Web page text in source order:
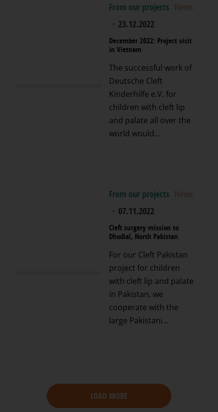
From our projects
· 23.12.2022
December 2022: Project visit
in Vietnam
The successful work of
Deutsche Cleft
Kinderhilfe e.V. for
children with cleft lip
and palate all over the
world would...
From our projects
· 07.11.2022
Cleft surgery mission to
Dhodial, North Pakistan
For our Cleft Pakistan
project for children
with cleft lip and palate
in Pakistan, we
cooperate with the
large Pakistani...
LOAD MORE